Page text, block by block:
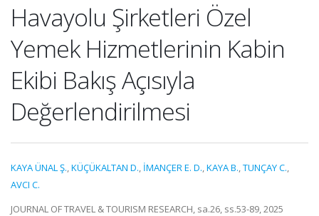
Havayolu Şirketleri Özel
Yemek Hizmetlerinin Kabin
Ekibi Bakış Açısıyla
Değerlendirilmesi
KAYA ÜNAL Ş.,KÜÇÜKALTAN D., İMANÇER E. D.,KAYA B.,TUNÇAY C.,
AVCI C.
JOURNAL OF TRAVEL & TOURISM RESEARCH, sa.26, ss.53-89, 2025